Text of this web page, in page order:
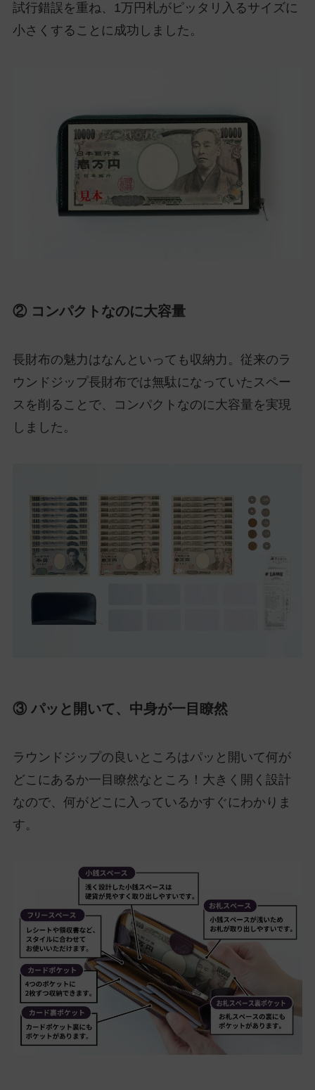
試行錯誤を重ね、1万円札がピッタリ入るサイズに
小さくすることに成功しました。
② コンパクトなのに大容量
長財布の魅力はなんといっても収納力。従来のラ
ウンドジップ長財布では無駄になっていたスペー
スを削ることで、コンパクトなのに大容量を実現
しました。
③ パッと開いて、中身が一目瞭然
ラウンドジップの良いところはパッと開いて何が
どこにあるか一目瞭然なところ！大きく開く設計
なので、何がどこに入っているかすぐにわかりま
す。